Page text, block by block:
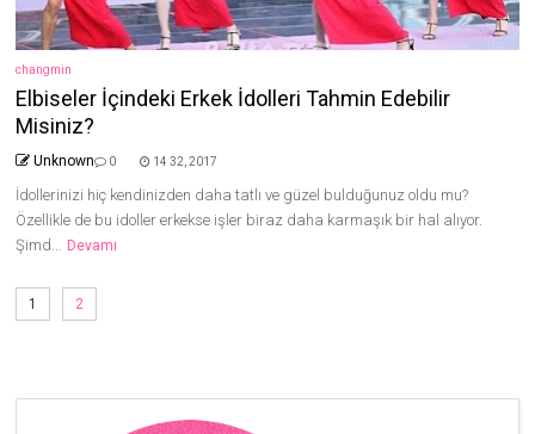
changmin
Elbiseler İçindeki Erkek İdolleri Tahmin Edebilir
Misiniz?
Unknown 0 14 32, 2017
İdollerinizi hiç kendinizden daha tatlı ve güzel bulduğunuz oldu mu?
Özellikle de bu idoller erkekse işler biraz daha karmaşık bir hal alıyor.
Şimd... Devamı
1 2